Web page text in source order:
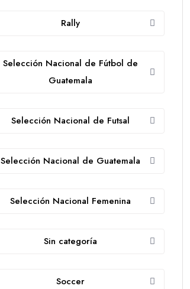
Rally
Selección Nacional de Fútbol de
Guatemala
Selección Nacional de Futsal
Selección Nacional de Guatemala
Selección Nacional Femenina
Sin categoría
Soccer